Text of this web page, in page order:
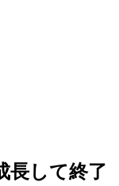
長して終了